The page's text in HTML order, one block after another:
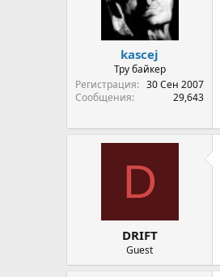
kascej
Тру байкер
Регистрация
30 Сен 2007
Сообщения
29,643
D
DRIFT
Guest